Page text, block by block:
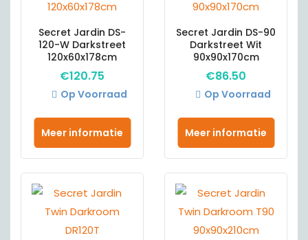
Secret Jardin DS-
120-W Darkstreet
120x60x178cm
€120.75
Meer informatie
Op Voorraad
Secret Jardin DS-90
Darkstreet Wit
90x90x170cm
€86.50
Meer informatie
Op Voorraad